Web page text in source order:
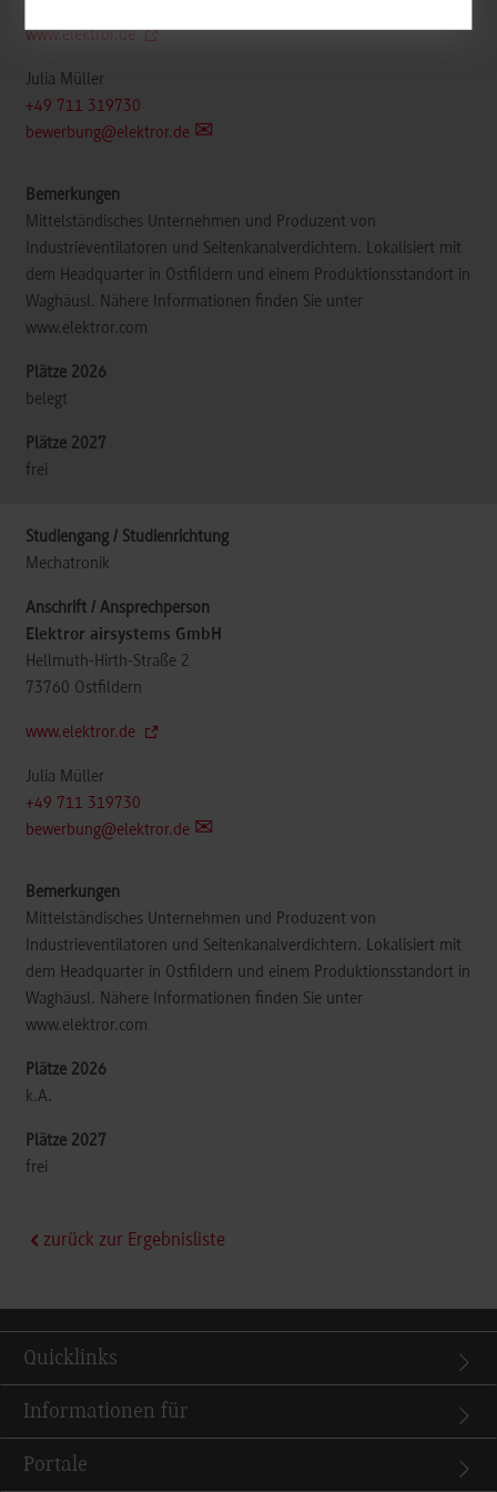
www.elektror.de
Julia Müller
+49 711 319730
bewerbung@elektror.de
Mittelständisches Unternehmen und Produzent von
Industrieventilatoren und Seitenkanalverdichtern. Lokalisiert mit
dem Headquarter in Ostfildern und einem Produktionsstandort in
Waghäusl. Nähere Informationen finden Sie unter
www.elektror.com
belegt
frei
Mechatronik
Elektror airsystems GmbH
Hellmuth-Hirth-Straße 2
73760 Ostfildern
www.elektror.de
Julia Müller
+49 711 319730
bewerbung@elektror.de
Mittelständisches Unternehmen und Produzent von
Industrieventilatoren und Seitenkanalverdichtern. Lokalisiert mit
dem Headquarter in Ostfildern und einem Produktionsstandort in
Waghäusl. Nähere Informationen finden Sie unter
www.elektror.com
k.A.
frei
zurück zur Ergebnisliste
Quicklinks
Informationen für
Portale